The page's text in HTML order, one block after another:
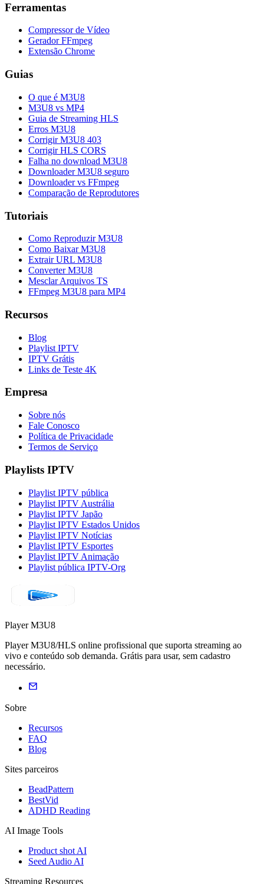
Ferramentas
Compressor de Vídeo
Gerador FFmpeg
Extensão Chrome
Guias
O que é M3U8
M3U8 vs MP4
Guia de Streaming HLS
Erros M3U8
Corrigir M3U8 403
Corrigir HLS CORS
Falha no download M3U8
Downloader M3U8 seguro
Downloader vs FFmpeg
Comparação de Reprodutores
Tutoriais
Como Reproduzir M3U8
Como Baixar M3U8
Extrair URL M3U8
Converter M3U8
Mesclar Arquivos TS
FFmpeg M3U8 para MP4
Recursos
Blog
Playlist IPTV
IPTV Grátis
Links de Teste 4K
Empresa
Sobre nós
Fale Conosco
Política de Privacidade
Termos de Serviço
Playlists IPTV
Playlist IPTV pública
Playlist IPTV Austrália
Playlist IPTV Japão
Playlist IPTV Estados Unidos
Playlist IPTV Notícias
Playlist IPTV Esportes
Playlist IPTV Animação
Playlist pública IPTV-Org
Player M3U8
Player M3U8/HLS online profissional que suporta streaming ao
vivo e conteúdo sob demanda. Grátis para usar, sem cadastro
necessário.
Sobre
Recursos
FAQ
Blog
Sites parceiros
BeadPattern
BestVid
ADHD Reading
AI Image Tools
Product shot AI
Seed Audio AI
Streaming Resources